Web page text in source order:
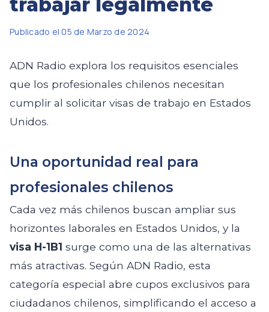
Publicado el 05 de Marzo de 2024
ADN Radio explora los requisitos esenciales
que los profesionales chilenos necesitan
cumplir al solicitar visas de trabajo en Estados
Unidos.
Una oportunidad real para
profesionales chilenos
Cada vez más chilenos buscan ampliar sus
horizontes laborales en Estados Unidos, y la
visa H-1B1 surge como una de las alternativas
más atractivas. Según ADN Radio, esta
categoría especial abre cupos exclusivos para
ciudadanos chilenos, simplificando el acceso a